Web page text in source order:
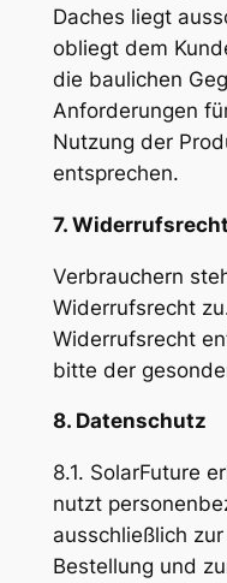
Daches liegt
obliegt dem
die baulichen
Anforderungen
Nutzung der
entsprechen.
7. Widerrufsrecht
Verbrauchern
Widerrufsrecht
Widerrufsrecht
bitte der
8. Datenschutz
8.1. SolarFuture
nutzt
ausschließlich
Bestellung und